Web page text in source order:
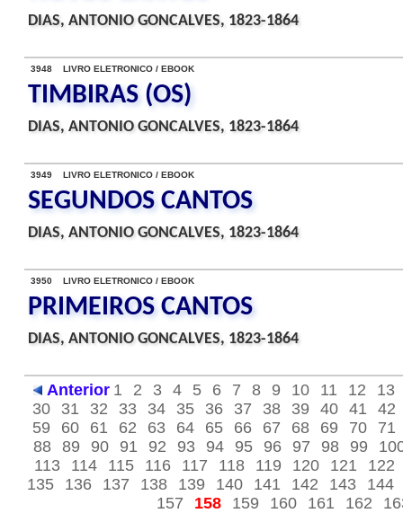
DIAS, ANTONIO GONCALVES, 1823-1864
3948 LIVRO ELETRONICO / EBOOK
TIMBIRAS (OS)
DIAS, ANTONIO GONCALVES, 1823-1864
3949 LIVRO ELETRONICO / EBOOK
SEGUNDOS CANTOS
DIAS, ANTONIO GONCALVES, 1823-1864
3950 LIVRO ELETRONICO / EBOOK
PRIMEIROS CANTOS
DIAS, ANTONIO GONCALVES, 1823-1864
Anterior 1 2 3 4 5 6 7 8 9 10 11 12
13
30
31 32 33 34 35 36 37 38 39 40 41
42
59
60 61 62 63 64 65 66 67 68 69 70
71
88 89 90 91 92 93 94 95 96 97 98 99
113
114 115 116 117 118 119 120 121
122
135
136 137 138 139 140 141 142 143
144
157
158 159 160 161 162